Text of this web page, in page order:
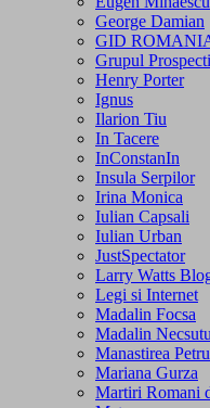
George Damian
GID
Grupul
Henry Porter
Ignus
Ilarion Tiu
In Tacere
InConstanIn
Insula Serpilor
Irina Monica
Iulian Capsali
Iulian Urban
JustSpectator
Larry Watts
Legi si Internet
Madalin Focsa
Madalin Necsutu
Manastirea
Mariana Gurza
Martiri Romani